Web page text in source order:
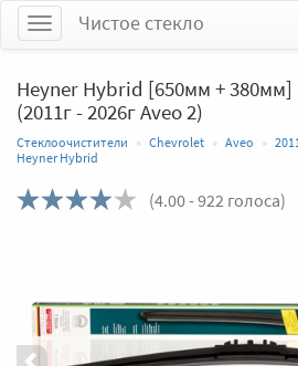
МенюЧистое стекло
Heyner Hybrid [650мм + 380мм]
(2011г - 2026г Aveo 2)
Стеклоочистители Chevrolet Aveo
Heyner Hybrid
(4.00- 922 голоса)